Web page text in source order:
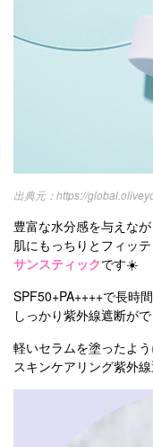
https://
豊富な水分感を与えな
肌にもっちりとフィッ
サンスティックです☀️
SPF50+PA++++で長時間
しっかり紫外線遮断が
軽いセラムを塗ったよ
スキンケアリング紫外